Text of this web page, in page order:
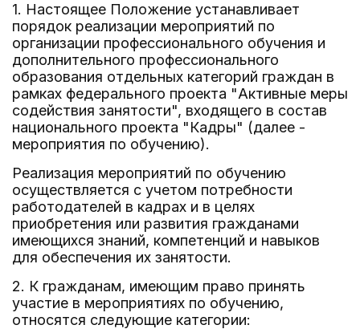
1. Настоящее Положение устанавливает
порядок реализации мероприятий по
организации профессионального обучения и
дополнительного профессионального
образования отдельных категорий граждан в
рамках федерального проекта "Активные меры
содействия занятости", входящего в состав
национального проекта "Кадры" (далее -
мероприятия по обучению).
Реализация мероприятий по обучению
осуществляется с учетом потребности
работодателей в кадрах и в целях
приобретения или развития гражданами
имеющихся знаний, компетенций и навыков
для обеспечения их занятости.
2. К гражданам, имеющим право принять
участие в мероприятиях по обучению,
относятся следующие категории: